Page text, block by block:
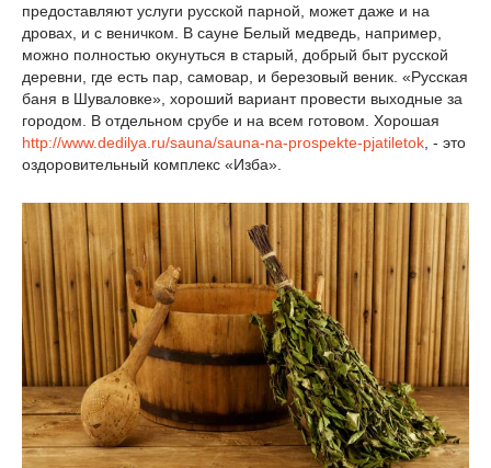
предоставляют услуги русской парной, может даже и на
дровах, и с веничком. В сауне Белый медведь, например,
можно полностью окунуться в старый, добрый быт русской
деревни, где есть пар, самовар, и березовый веник. «Русская
баня в Шуваловке», хороший вариант провести выходные за
городом. В отдельном срубе и на всем готовом. Хорошая
http://www.dedilya.ru/sauna/sauna-na-prospekte-pjatiletok, - это
оздоровительный комплекс «Изба».